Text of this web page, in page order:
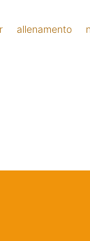
allenamento